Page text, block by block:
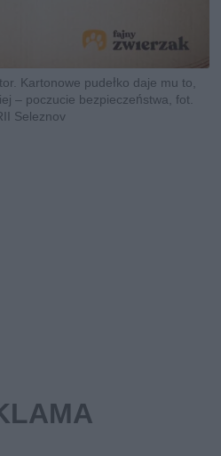
Kartonowe pudełko daje mu to,
– poczucie bezpieczeństwa, fot.
Seleznov